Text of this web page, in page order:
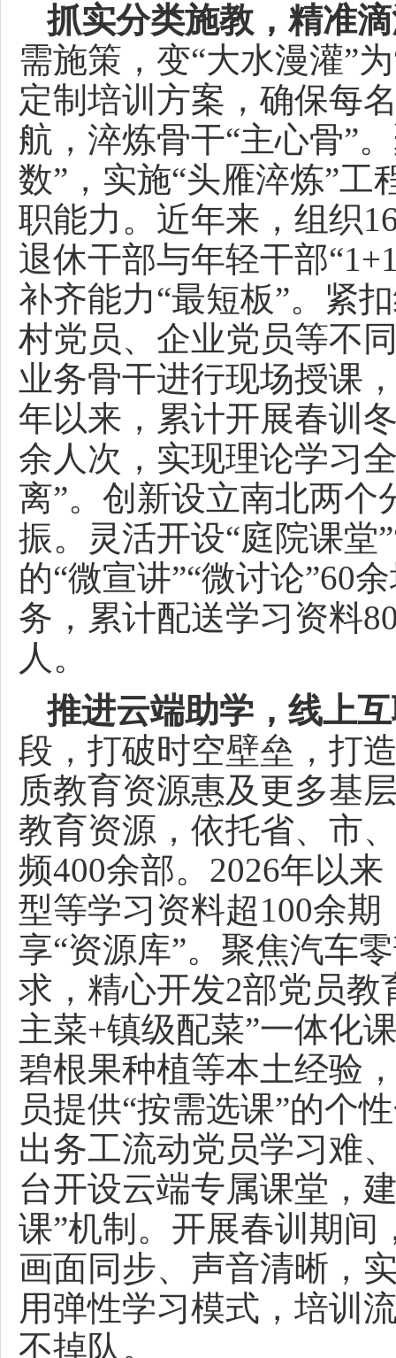
抓实分类施教，精准
需施策，变“大水漫灌”
定制培训方案，确保每
航，淬炼骨干“主心骨”
数”，实施“头雁淬炼”
职能力。近年来，组织
退休干部与年轻干部
补齐能力“最短板”。紧
村党员、企业党员等不
业务骨干进行现场授课
年以来，累计开展春训
余人次，实现理论学习
离”。创新设立南北两个
振。灵活开设“庭院课堂
的“微宣讲”“微讨论”60
务，累计配送学习资料
人。
推进云端助学，线上
段，打破时空壁垒，打
质教育资源惠及更多基
教育资源，依托省、市
频400余部。2026年以
型等学习资料超100余
享“资源库”。聚焦汽车
求，精心开发2部党员
主菜+镇级配菜”一体化
碧根果种植等本土经验
员提供“按需选课”的个
出务工流动党员学习难
台开设云端专属课堂，
课”机制。开展春训期
画面同步、声音清晰，
用弹性学习模式，培训
不掉队。